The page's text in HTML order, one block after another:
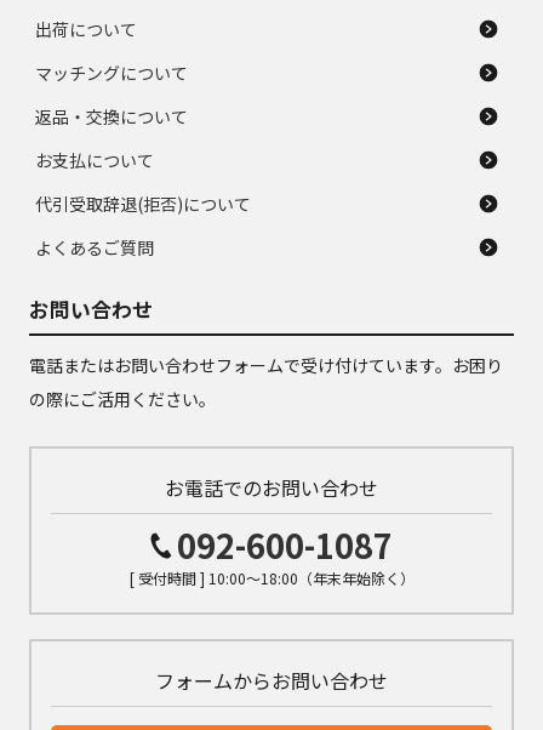
出荷について
マッチングについて
返品・交換について
お支払について
代引受取辞退(拒否)について
よくあるご質問
お問い合わせ
電話またはお問い合わせフォームで受け付けています。お困り
の際にご活用ください。
お電話でのお問い合わせ
092-600-1087
[ 受付時間 ] 10:00～18:00（年末年始除く）
フォームからお問い合わせ